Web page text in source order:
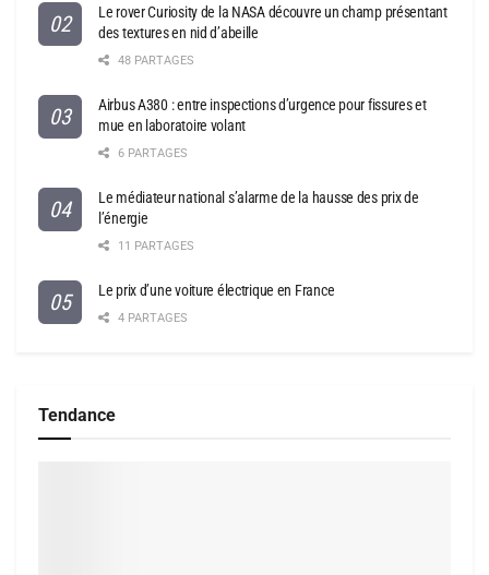
Le rover Curiosity de la NASA découvre un champ présentant
des textures en nid d’abeille
48 PARTAGES
Airbus A380 : entre inspections d’urgence pour fissures et
mue en laboratoire volant
6 PARTAGES
Le médiateur national s’alarme de la hausse des prix de
l’énergie
11 PARTAGES
Le prix d’une voiture électrique en France
4 PARTAGES
Tendance